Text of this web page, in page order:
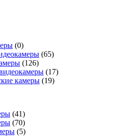
(0)
(65)
(126)
(17)
камеры (19)
(41)
(70)
(5)